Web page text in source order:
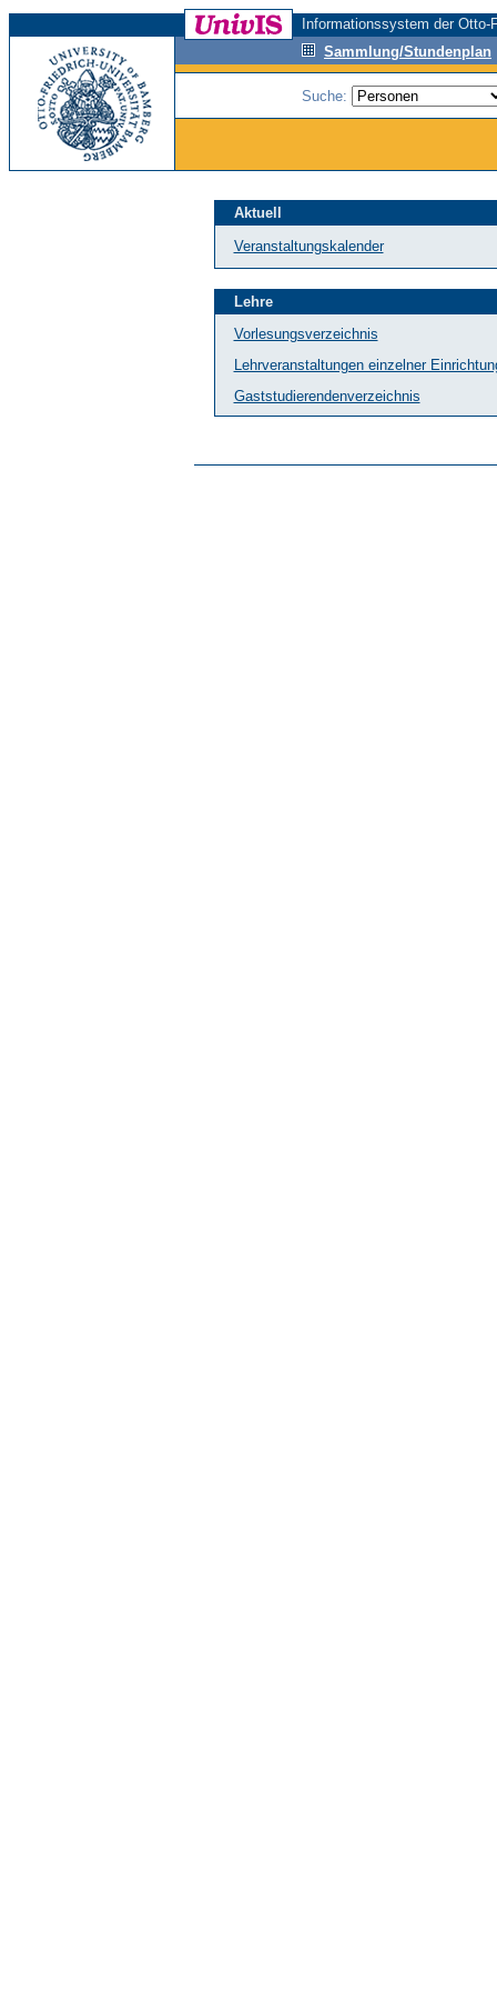
Informationssystem der
Sammlung/Stundenplan
Suche:
Aktuell
Veranstaltungskalender
Lehre
Vorlesungsverzeichnis
Lehrveranstaltungen einzelner
Gaststudierendenverzeichnis